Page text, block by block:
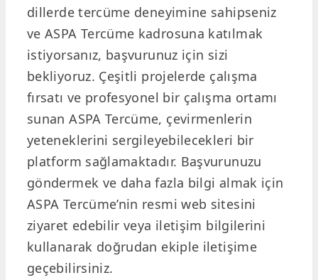
dillerde tercüme deneyimine sahipseniz
ve ASPA Tercüme kadrosuna katılmak
istiyorsanız, başvurunuz için sizi
bekliyoruz. Çeşitli projelerde çalışma
fırsatı ve profesyonel bir çalışma ortamı
sunan ASPA Tercüme, çevirmenlerin
yeteneklerini sergileyebilecekleri bir
platform sağlamaktadır. Başvurunuzu
göndermek ve daha fazla bilgi almak için
ASPA Tercüme’nin resmi web sitesini
ziyaret edebilir veya iletişim bilgilerini
kullanarak doğrudan ekiple iletişime
geçebilirsiniz.